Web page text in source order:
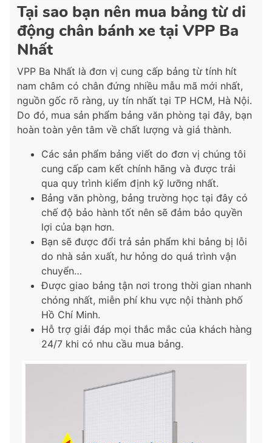
Tại sao bạn nên mua bảng từ di
động chân bánh xe tại VPP Ba
Nhất
VPP Ba Nhất là đơn vị cung cấp bảng từ tính hít
nam châm có chân đứng nhiều mẫu mã mới nhất,
nguồn gốc rõ ràng, uy tín nhất tại TP HCM, Hà Nội.
Do đó, mua sản phẩm bảng văn phòng tại đây, bạn
hoàn toàn yên tâm về chất lượng và giá thành.
Các sản phẩm bảng viết do đơn vị chúng tôi
cung cấp cam kết chính hãng và được trải
qua quy trình kiểm định kỹ lưỡng nhất.
Bảng văn phòng, bảng trường học tại đây có
chế độ bảo hành tốt nên sẽ đảm bảo quyền
lợi của bạn hơn.
Bạn sẽ được đổi trả sản phẩm khi bảng bị lỗi
do nhà sản xuất, hư hỏng do quá trình vận
chuyển…
Được giao bảng tận nơi trong thời gian nhanh
chóng nhất, miễn phí khu vực nội thành phố
Hồ Chí Minh.
Hỗ trợ giải đáp mọi thắc mắc của khách hàng
24/7 khi có nhu cầu mua bảng.